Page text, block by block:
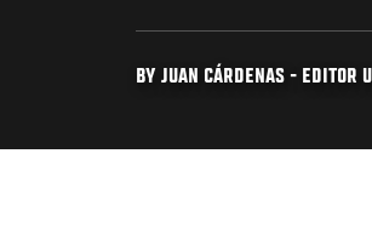
BY JUAN CÁRDENAS - EDITOR